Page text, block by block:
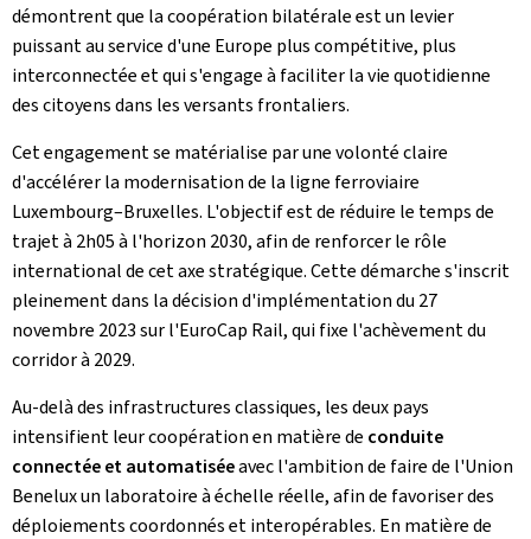
démontrent que la coopération bilatérale est un levier
puissant au service d'une Europe plus compétitive, plus
interconnectée et qui s'engage à faciliter la vie quotidienne
des citoyens dans les versants frontaliers.
Cet engagement se matérialise par une volonté claire
d'accélérer la modernisation de la ligne ferroviaire
Luxembourg–Bruxelles. L'objectif est de réduire le temps de
trajet à 2h05 à l'horizon 2030, afin de renforcer le rôle
international de cet axe stratégique. Cette démarche s'inscrit
pleinement dans la décision d'implémentation du 27
novembre 2023 sur l'EuroCap Rail, qui fixe l'achèvement du
corridor à 2029.
Au-delà des infrastructures classiques, les deux pays
intensifient leur coopération en matière de conduite
connectée et automatiséeavec l'ambition de faire de l'Union
Benelux un laboratoire à échelle réelle, afin de favoriser des
déploiements coordonnés et interopérables. En matière de